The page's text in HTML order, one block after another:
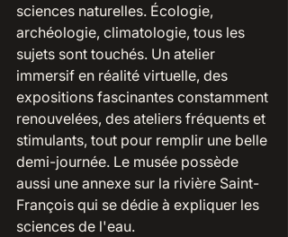
sciences naturelles. Écologie,
archéologie, climatologie, tous les
sujets sont touchés. Un atelier
immersif en réalité virtuelle, des
expositions fascinantes constamment
renouvelées, des ateliers fréquents et
stimulants, tout pour remplir une belle
demi-journée. Le musée possède
aussi une annexe sur la rivière Saint-
François qui se dédie à expliquer les
sciences de l'eau.